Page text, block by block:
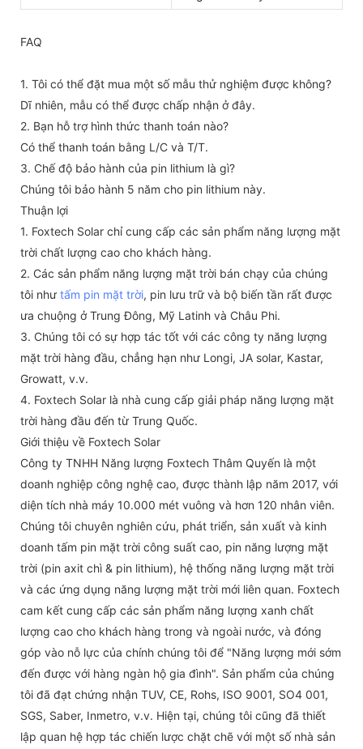
FAQ
1. Tôi có thể đặt mua một số mẫu thử nghiệm được không?
Dĩ nhiên, mẫu có thể được chấp nhận ở đây.
2. Bạn hỗ trợ hình thức thanh toán nào?
Có thể thanh toán bằng L/C và T/T.
3. Chế độ bảo hành của pin lithium là gì?
Chúng tôi bảo hành 5 năm cho pin lithium này.
Thuận lợi
1. Foxtech Solar chỉ cung cấp các sản phẩm năng lượng mặt
trời chất lượng cao cho khách hàng.
2. Các sản phẩm năng lượng mặt trời bán chạy của chúng
tôi như tấm pin mặt trời, pin lưu trữ và bộ biến tần rất được
ưa chuộng ở Trung Đông, Mỹ Latinh và Châu Phi.
3. Chúng tôi có sự hợp tác tốt với các công ty năng lượng
mặt trời hàng đầu, chẳng hạn như Longi, JA solar, Kastar,
Growatt, v.v.
4. Foxtech Solar là nhà cung cấp giải pháp năng lượng mặt
trời hàng đầu đến từ Trung Quốc.
Giới thiệu về Foxtech Solar
Công ty TNHH Năng lượng Foxtech Thâm Quyến là một
doanh nghiệp công nghệ cao, được thành lập năm 2017, với
diện tích nhà máy 10.000 mét vuông và hơn 120 nhân viên.
Chúng tôi chuyên nghiên cứu, phát triển, sản xuất và kinh
doanh tấm pin mặt trời công suất cao, pin năng lượng mặt
trời (pin axit chì & pin lithium), hệ thống năng lượng mặt trời
và các ứng dụng năng lượng mặt trời mới liên quan. Foxtech
cam kết cung cấp các sản phẩm năng lượng xanh chất
lượng cao cho khách hàng trong và ngoài nước, và đóng
góp vào nỗ lực của chính chúng tôi để "Năng lượng mới sớm
đến được với hàng ngàn hộ gia đình". Sản phẩm của chúng
tôi đã đạt chứng nhận TUV, CE, Rohs, ISO 9001, SO4 001,
SGS, Saber, Inmetro, v.v. Hiện tại, chúng tôi cũng đã thiết
lập quan hệ hợp tác chiến lược chặt chẽ với một số nhà sản